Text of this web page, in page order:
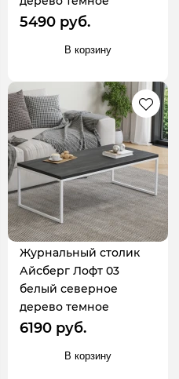
5490 руб.
В корзину
Журнальный столик
Айсберг Лофт 03
белый северное
дерево темное
6190 руб.
В корзину